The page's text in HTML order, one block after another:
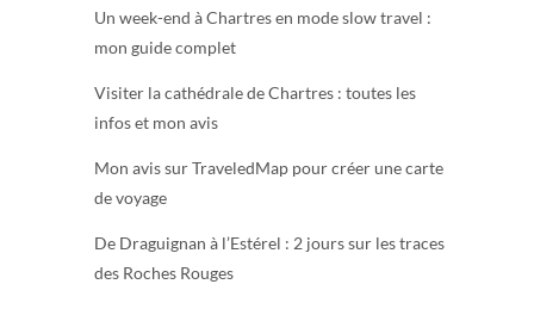
Un week-end à Chartres en mode slow travel :
mon guide complet
Visiter la cathédrale de Chartres : toutes les
infos et mon avis
Mon avis sur TraveledMap pour créer une carte
de voyage
De Draguignan à l’Estérel : 2 jours sur les traces
des Roches Rouges